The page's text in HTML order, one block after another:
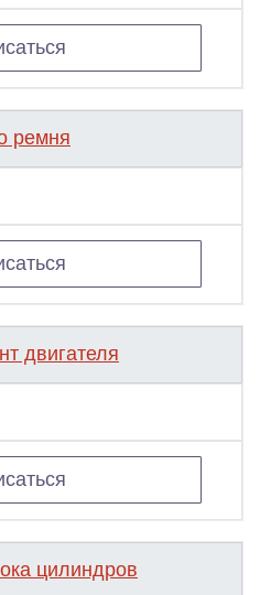
ремня
двигателя
цилиндров